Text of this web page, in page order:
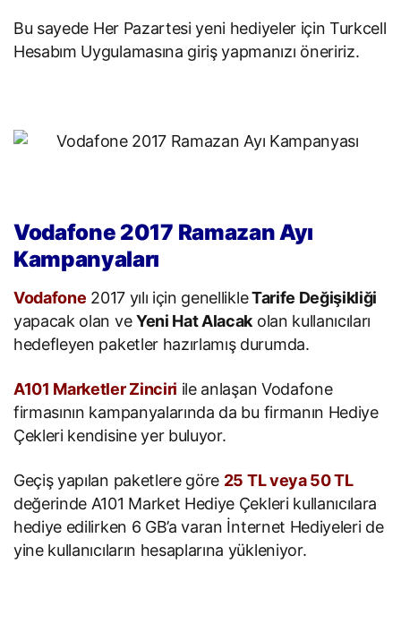
Bu sayede Her Pazartesi yeni hediyeler için Turkcell
Hesabım Uygulamasına giriş yapmanızı öneririz.
Vodafone 2017 Ramazan Ayı
Kampanyaları
Vodafone 2017 yılı için genellikleTarife Değişikliği
yapacak olan veYeni Hat Alacak olan kullanıcıları
hedefleyen paketler hazırlamış durumda.
A101 Marketler Zinciri ile anlaşan Vodafone
firmasının kampanyalarında da bu firmanın Hediye
Çekleri kendisine yer buluyor.
Geçiş yapılan paketlere göre 25 TL veya 50 TL
değerinde A101 Market Hediye Çekleri kullanıcılara
hediye edilirken 6 GB’a varan İnternet Hediyeleri de
yine kullanıcıların hesaplarına yükleniyor.